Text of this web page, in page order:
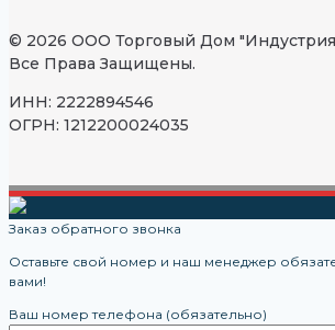
© 2026 ООО Торговый Дом "Индустрия
Все Права Защищены.
ИНН: 2222894546
ОГРН: 1212200024035
Заказ обратного звонка
Оставьте свой номер и наш менеджер
вами!
Ваш номер телефона (обязательно)